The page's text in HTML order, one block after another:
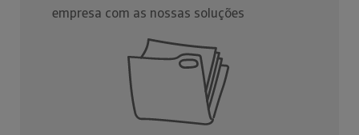
empresa com as nossas soluções